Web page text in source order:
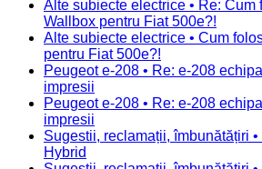
Alte subiecte electrice • Re: Cum
Wallbox pentru Fiat 500e?!
Alte subiecte electrice • Cum
pentru Fiat 500e?!
Peugeot e-208 • Re: e-208
impresii
Peugeot e-208 • Re: e-208
impresii
Sugestii, reclamații, îmbunătățiri
Hybrid